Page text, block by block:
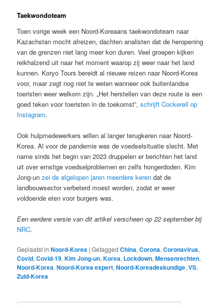
Taekwondoteam
Toen vorige week een Noord-Koreaans taekwondoteam naar
Kazachstan mocht afreizen, dachten analisten dat de heropening
van de grenzen niet lang meer kon duren. Veel groepen kijken
reikhalzend uit naar het moment waarop zij weer naar het land
kunnen. Koryo Tours bereidt al nieuwe reizen naar Noord-Korea
voor, maar zegt nog niet te weten wanneer ook buitenlandse
toeristen weer welkom zijn. „Het herstellen van deze route is een
goed teken voor toeristen in de toekomst”,schrijft Cockerell op
Instagram.
Ook hulpmedewerkers willen al langer terugkeren naar Noord-
Korea. Al voor de pandemie was de voedselsituatie slecht. Met
name sinds het begin van 2023 druppelen er berichten het land
uit over ernstige voedselproblemen en zelfs hongerdoden. Kim
Jong-unzei de afgelopen jaren meerdere keren dat de
landbouwsector verbeterd moest worden, zodat er weer
voldoende eten voor burgers was.
Een eerdere versie van dit artikel verscheen op 22 september bij
NRC.
Geplaatst in Noord-Korea |Getagged China,Corona,Coronavirus,
Covid,Covid-19,Kim Jong-un,Korea, Lockdown,Mensenrechten,
Noord-Korea,Noord-Korea expert,Noord-Koreadeskundige,VS,
Zuid-Korea